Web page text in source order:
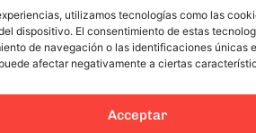
utilizamos tecnologías como las
dispositivo. El consentimiento de estas
de navegación o las identificaciones únicas
afectar negativamente a ciertas
Acceptar